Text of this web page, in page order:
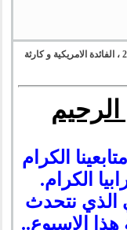
فوركس اهم الفرص هذا الاسبوع الى 20 مارس 2020 ، الفائدة الامريكية و كارثة
الكرام
الكرام.
الذي نتحدث
الاسبوع..